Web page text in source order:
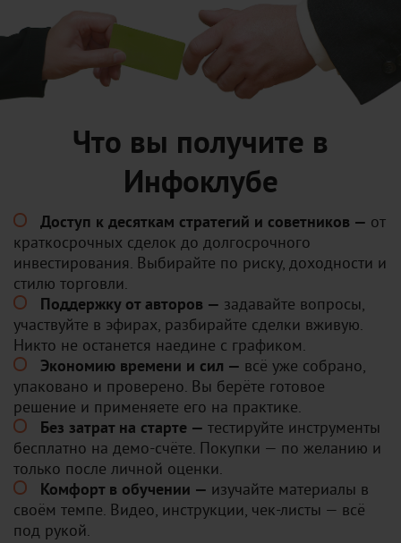
Что вы получите в
Инфоклубе
Доступ к десяткам стратегий и советников — от
краткосрочных сделок до долгосрочного
инвестирования. Выбирайте по риску, доходности и
стилю торговли.
Поддержку от авторов — задавайте вопросы,
участвуйте в эфирах, разбирайте сделки вживую.
Никто не останется наедине с графиком.
Экономию времени и сил — всё уже собрано,
упаковано и проверено. Вы берёте готовое
решение и применяете его на практике.
Без затрат на старте —тестируйте инструменты
бесплатно на демо-счёте. Покупки — по желанию и
только после личной оценки.
Комфорт в обучении — изучайте материалы в
своём темпе. Видео, инструкции, чек-листы — всё
под рукой.